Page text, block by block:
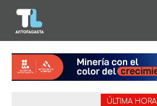
ÚLTIMA HORA